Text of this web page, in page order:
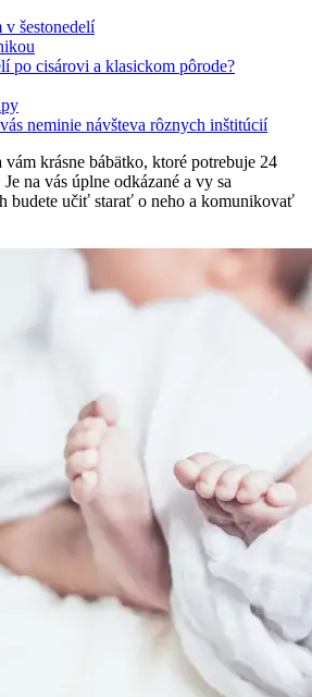
v šestonedelí
po cisárovi a klasickom pôrode?
neminie návšteva rôznych inštitúcií
krásne bábätko, ktoré potrebuje 24
na vás úplne odkázané a vy sa
budete učiť starať o neho a komunikovať